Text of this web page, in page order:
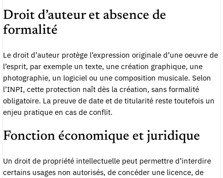
Droit d’auteur et absence de
formalité
Le droit d’auteur protège l’expression originale d’une oeuvre de
l’esprit, par exemple un texte, une création graphique, une
photographie, un logiciel ou une composition musicale. Selon
l’INPI, cette protection naît dès la création, sans formalité
obligatoire. La preuve de date et de titularité reste toutefois un
enjeu pratique en cas de conflit.
Fonction économique et juridique
Un droit de propriété intellectuelle peut permettre d’interdire
certains usages non autorisés, de concéder une licence, de